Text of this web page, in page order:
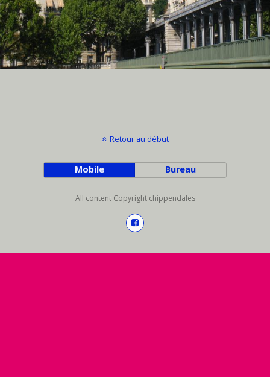
Retour au début
Mobile Bureau
All content Copyright chippendales